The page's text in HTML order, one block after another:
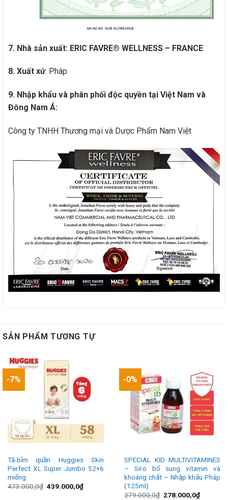
7. Nhà sản xuất: ERIC FAVRE® WELLNESS – FRANCE
8. Xuất xứ: Pháp
9. Nhập khẩu và phân phối độc quyền tại Việt Nam và
Đông Nam Á:
Công ty TNHH Thương mại và Dược Phẩm Nam Việt
SẢN PHẨM TƯƠNG TỰ
-7%
Tã-bỉm quần Huggies Skin
Perfect XL Super Jumbo 52+6
miếng
473.000,0₫ Giá
439.000,0₫Giá
-0%
SPECIAL KID MULTIVITAMINES
– Siro bổ sung vitamin và
khoáng chất – Nhập khẩu Pháp
(125ml)
279.000,0₫ Giá
278.000,0₫Giá